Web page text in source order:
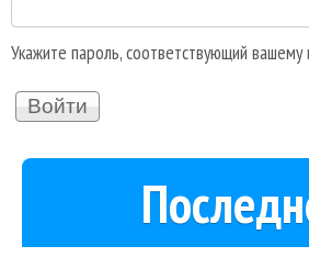
Укажите пароль, соответствующий вашему